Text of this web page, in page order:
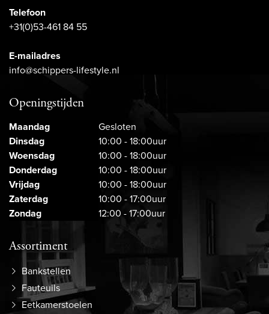
Telefoon
+31(0)53-461 84 55
E-mailadres
info@schippers-lifestyle.nl
Openingstijden
Maandag
Gesloten
Dinsdag
10:00 - 18:00uur
Woensdag
10:00 - 18:00uur
Donderdag
10:00 - 18:00uur
Vrijdag
10:00 - 18:00uur
Zaterdag
10:00 - 17:00uur
Zondag
12:00 - 17:00uur
Assortiment
Bankstellen
Fauteuils
Eetkamerstoelen